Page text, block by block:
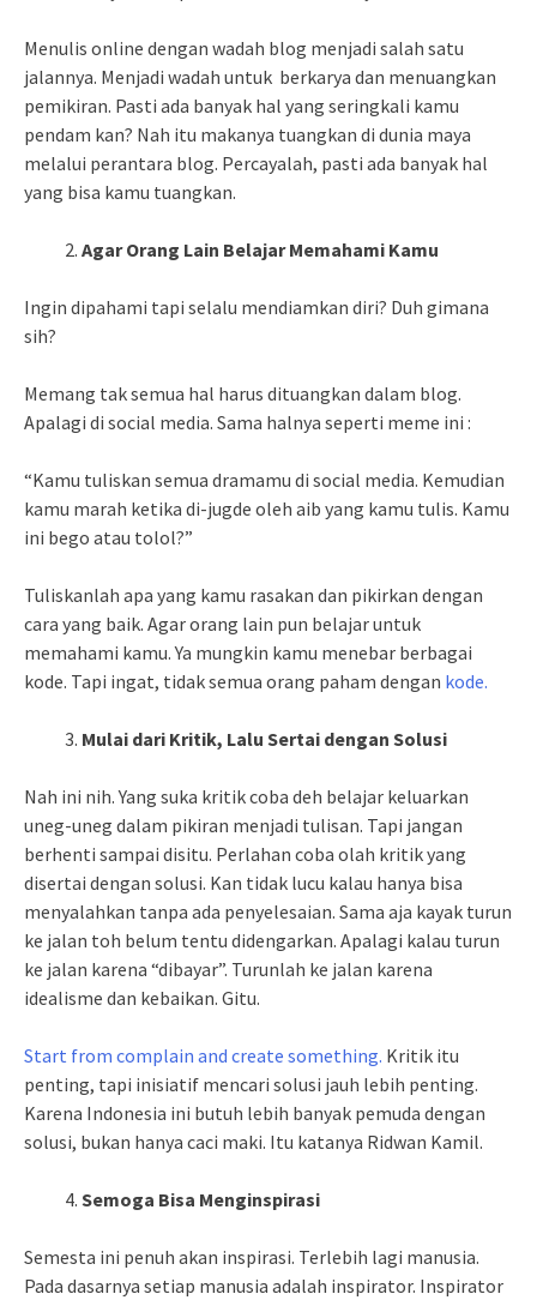
Menulis online dengan wadah blog menjadi salah satu
jalannya. Menjadi wadah untuk berkarya dan menuangkan
pemikiran. Pasti ada banyak hal yang seringkali kamu
pendam kan? Nah itu makanya tuangkan di dunia maya
melalui perantara blog. Percayalah, pasti ada banyak hal
yang bisa kamu tuangkan.
Agar Orang Lain Belajar Memahami Kamu
Ingin dipahami tapi selalu mendiamkan diri? Duh gimana
sih?
Memang tak semua hal harus dituangkan dalam blog.
Apalagi di social media. Sama halnya seperti meme ini :
“Kamu tuliskan semua dramamu di social media. Kemudian
kamu marah ketika di-jugde oleh aib yang kamu tulis. Kamu
ini bego atau tolol?”
Tuliskanlah apa yang kamu rasakan dan pikirkan dengan
cara yang baik. Agar orang lain pun belajar untuk
memahami kamu. Ya mungkin kamu menebar berbagai
kode. Tapi ingat, tidak semua orang paham dengan kode.
Mulai dari Kritik, Lalu Sertai dengan Solusi
Nah ini nih. Yang suka kritik coba deh belajar keluarkan
uneg-uneg dalam pikiran menjadi tulisan. Tapi jangan
berhenti sampai disitu. Perlahan coba olah kritik yang
disertai dengan solusi. Kan tidak lucu kalau hanya bisa
menyalahkan tanpa ada penyelesaian. Sama aja kayak turun
ke jalan toh belum tentu didengarkan. Apalagi kalau turun
ke jalan karena “dibayar”. Turunlah ke jalan karena
idealisme dan kebaikan. Gitu.
Start from complain and create something. Kritik itu
penting, tapi inisiatif mencari solusi jauh lebih penting.
Karena Indonesia ini butuh lebih banyak pemuda dengan
solusi, bukan hanya caci maki. Itu katanya Ridwan Kamil.
Semoga Bisa Menginspirasi
Semesta ini penuh akan inspirasi. Terlebih lagi manusia.
Pada dasarnya setiap manusia adalah inspirator. Inspirator